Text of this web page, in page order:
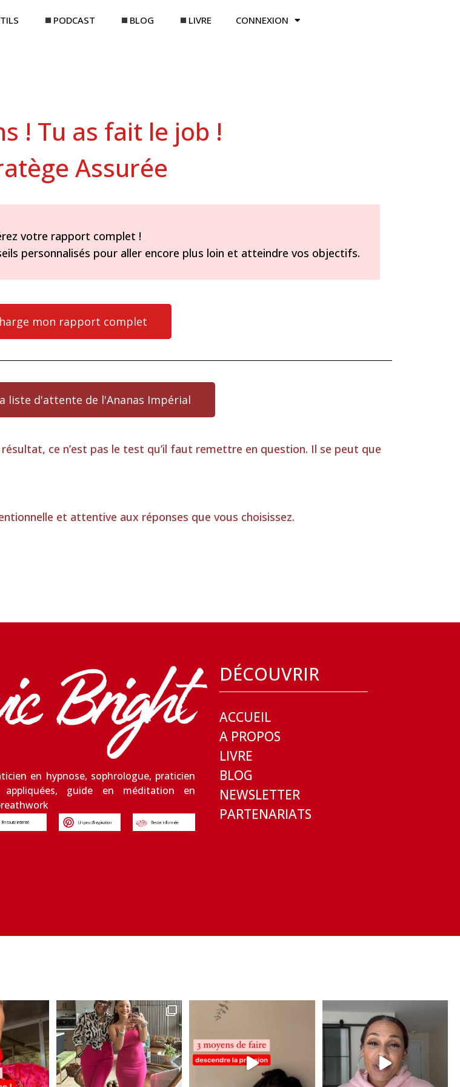
PODCAST BLOG LIVRE CONNEXION
! Tu as fait le job !
Assurée
votre rapport complet !
personnalisés pour aller encore plus loin et atteindre vos objectifs.
mon rapport complet
liste d'attente de l'Ananas Impérial
ce n’est pas le test qu’il faut remettre en question. Il se peut que
et attentive aux réponses que vous choisissez.
en hypnose, sophrologue, praticien
appliquées, guide en méditation en
DÉCOUVRIR
ACCUEIL
A PROPOS
LIVRE
BLOG
NEWSLETTER
PARTENARIATS